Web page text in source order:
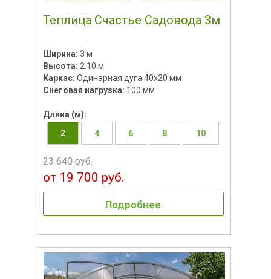
Теплица Счастье Садовода 3м
Ширина: 3 м
Высота: 2.10 м
Каркас: Одинарная дуга 40х20 мм
Снеговая нагрузка: 100 мм
Длина (м):
2
4 6 8 10
23 640 руб.
от 19 700 руб.
Подробнее